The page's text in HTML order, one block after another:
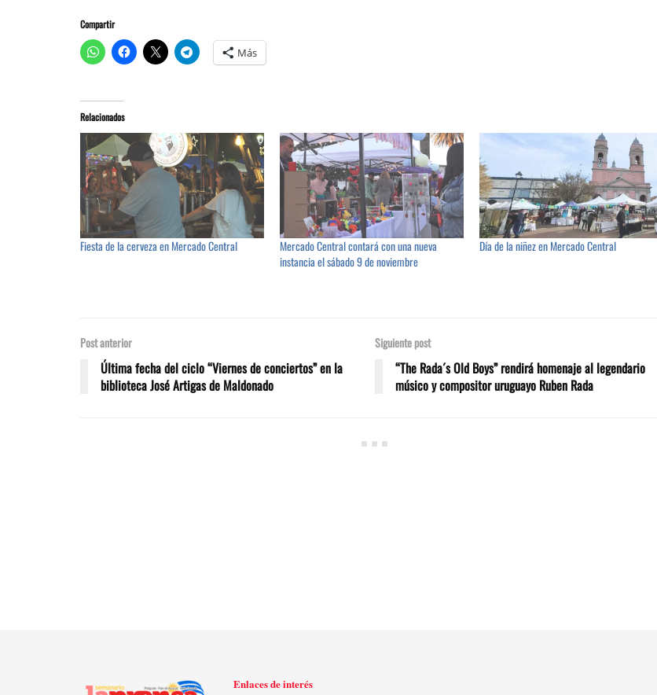
Compartir
Más
Relacionados
Fiesta de la cerveza en Mercado Central
Mercado Central contará con una nueva
instancia el sábado 9 de noviembre
Día de la niñez en Mercado Central
Post anterior
Última fecha del ciclo “Viernes de conciertos” en la
biblioteca José Artigas de Maldonado
Siguiente post
“The Rada´s Old Boys” rendirá homenaje al legendario
músico y compositor uruguayo Ruben Rada
Enlaces de interés